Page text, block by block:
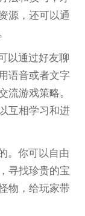
源，还可以通
以通过好友聊
语音或者文字
流游戏策略。
互相学习和进
。你可以自由
寻找珍贵的宝
物，给玩家带